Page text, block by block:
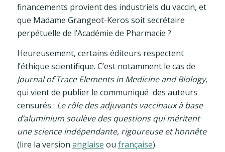
financements provient des industriels du vaccin, et
que Madame Grangeot-Keros soit secrétaire
perpétuelle de l’Académie de Pharmacie ?
Heureusement, certains éditeurs respectent
l’éthique scientifique. C’est notamment le cas de
Journal of Trace Elements in Medicine and Biology,
qui vient de publier le communiqué des auteurs
censurés : Le rôle des adjuvants vaccinaux à base
d’aluminium soulève des questions qui méritent
une science indépendante, rigoureuse et honnête
(lire la version anglaise ou française).